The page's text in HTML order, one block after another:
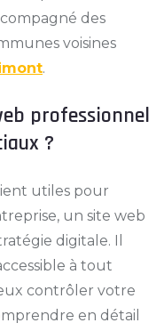
des
voisines
.
professionnel
?
utiles pour
un site web
digitale. Il
à tout
contrôler votre
en détail